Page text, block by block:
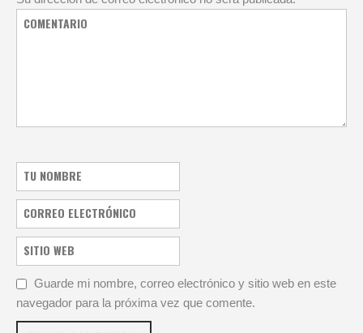
Guarde mi nombre, correo electrónico y sitio web en este
navegador para la próxima vez que comente.